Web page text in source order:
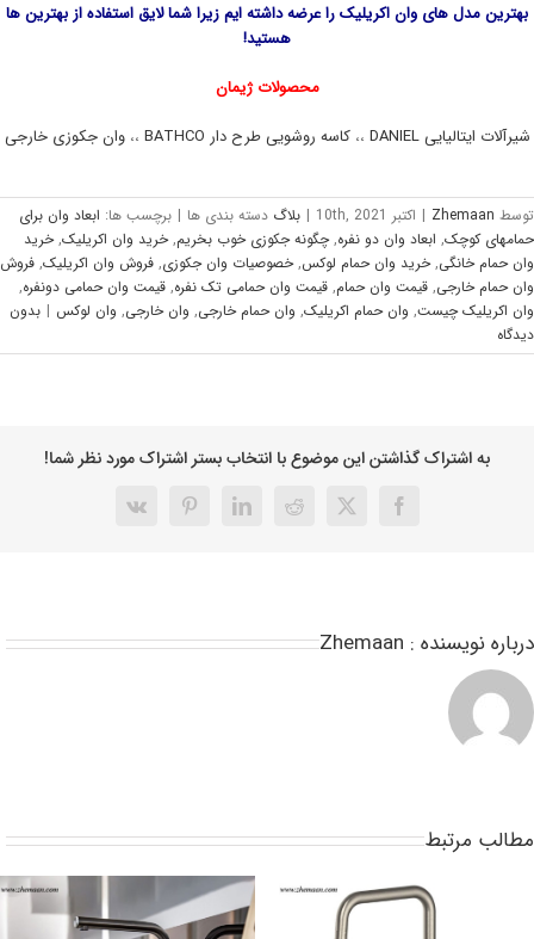
بهترین مدل های وان اکریلیک را عرضه داشته ایم زیرا شما لایق استفاده از بهترین ها
هستید!
محصولات ژیمان
شیرآلات ایتالیایی DANIEL
،، کاسه روشویی طرح دار BATHCO ،، وان جکوزی خارجی
Zhemaan اکتبر 10th, 2021 بلاگدسته بندی ها برچسب ها: ابعاد وان برای
کوچک, ابعاد وان دو نفره,چگونه جکوزی خوب بخریم,خرید وان اکریلیک,خرید
حمام خانگی,خرید وان حمام لوکس,خصوصیات وان جکوزی, فروش وان اکریلیک, فروش
حمام خارجی, قیمت وان حمام, قیمت وان حمامی تک نفره, قیمت وان حمامی دونفره,
اکریلیک چیست, وان حمام اکریلیک, وان حمام خارجی, وان خارجی, وان لوکس
بدون
به اشتراک گذاشتن این موضوع با انتخاب بستر اشتراک مورد نظر شما!
نویسنده : Zhemaan
مرتبط